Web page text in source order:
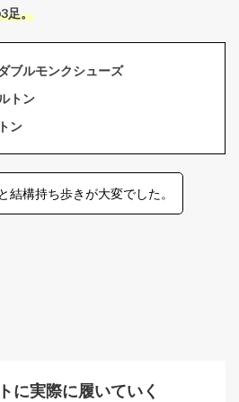
足。
ブルモンクシューズ
トン
ン
結構持ち歩きが大変でした。
に実際に履いていく